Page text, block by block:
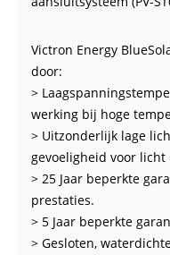
Victron Energy
door:
>
werking bij hoge
> Uitzonderlijk lage
gevoeligheid voor
> 25 Jaar beperkte
prestaties.
> 5 Jaar beperkte
> Gesloten,